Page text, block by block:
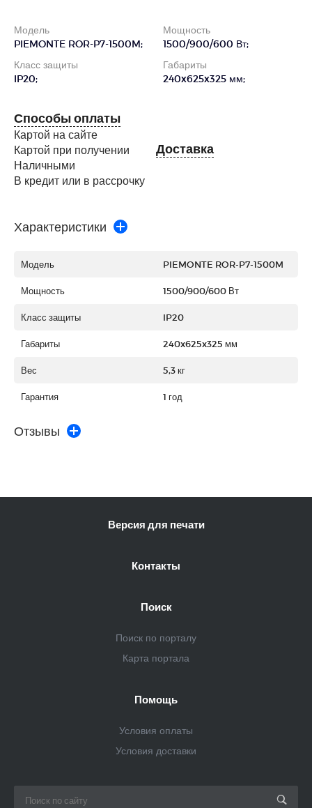
Модель
PIEMONTE ROR-P7-1500M;
Мощность
1500/900/600 Вт;
Класс защиты
IP20;
Габариты
240x625x325 мм;
Способы оплаты
Картой на сайте
Картой при получении
Наличными
В кредит или в рассрочку
Доставка
Характеристики
Модель PIEMONTE ROR-P7-1500M
Мощность 1500/900/600 Вт
Класс защиты IP20
Габариты 240x625x325 мм
Вес 5,3 кг
Гарантия 1 год
Отзывы
Версия для печати
Контакты
Поиск
Поиск по порталу
Карта портала
Помощь
Условия оплаты
Условия доставки